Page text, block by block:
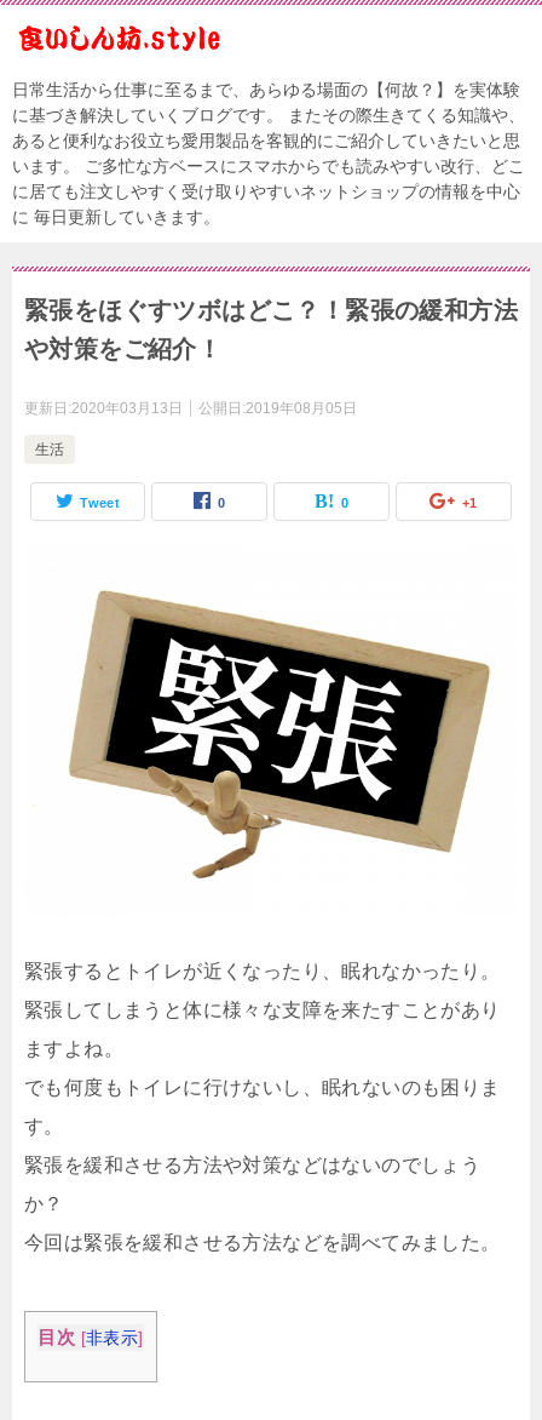
日常生活から仕事に至るまで、あらゆる場面の【何故？】を実体験
に基づき解決していくブログです。 またその際生きてくる知識や、
あると便利なお役立ち愛用製品を客観的にご紹介していきたいと思
います。 ご多忙な方ベースにスマホからでも読みやすい改行、どこ
に居ても注文しやすく受け取りやすいネットショップの情報を中心
に 毎日更新していきます。
緊張をほぐすツボはどこ？！緊張の緩和方法
や対策をご紹介！
更新日:2020年03月13日 公開日:2019年08月05日
生活
Tweet 0 0 +1
緊張するとトイレが近くなったり、眠れなかったり。
緊張してしまうと体に様々な支障を来たすことがあり
ますよね。
でも何度もトイレに行けないし、眠れないのも困りま
す。
緊張を緩和させる方法や対策などはないのでしょう
か？
今回は緊張を緩和させる方法などを調べてみました。
目次 [非表示]